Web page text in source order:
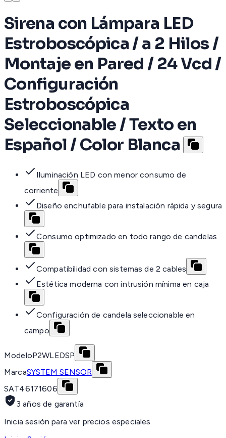
Sirena con Lámpara LED
Estroboscópica / a 2 Hilos /
Montaje en Pared / 24 Vcd /
Configuración
Estroboscópica
Seleccionable / Texto en
Español / Color Blanca
Iluminación LED con menor consumo de
corriente
Diseño enchufable para instalación rápida y segura
Consumo optimizado en todo rango de candelas
Compatibilidad con sistemas de 2 cables
Estética moderna con intrusión mínima en caja
Configuración de candela seleccionable en
campo
ModeloP2WLEDSP
MarcaSYSTEM SENSOR
SAT46171606
3 años de garantía
Inicia sesión para ver precios especiales